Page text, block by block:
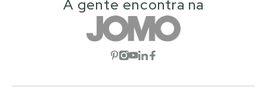
A gente encontra na
Abrir rede social
Abrir rede social
Abrir rede social
Abrir rede social
Abrir rede social